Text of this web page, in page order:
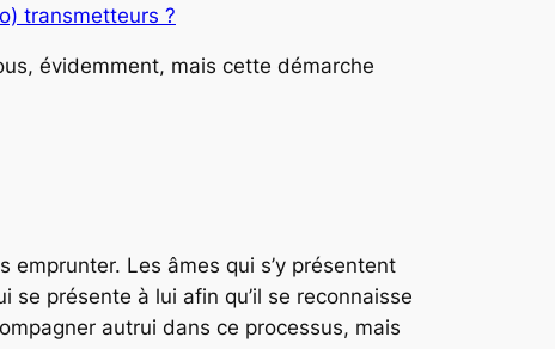
transmetteurs ?
évidemment, mais cette démarche
emprunter. Les âmes qui s’y présentent
présente à lui afin qu’il se reconnaisse
autrui dans ce processus, mais